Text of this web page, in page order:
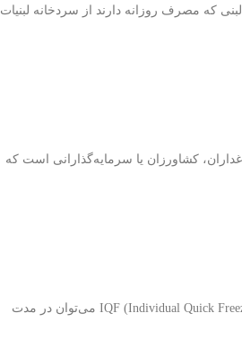
که مصرف روزانه دارند از سردخانه لبنیات
کشاورزان یا سرمایه‌گذارانی است که